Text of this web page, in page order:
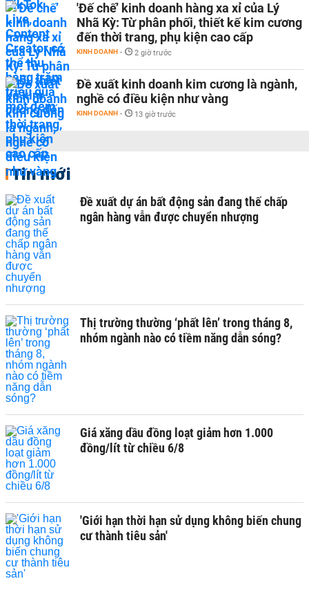
'Đế chế’ kinh doanh hàng xa xỉ của Lý
Nhã Kỳ: Từ phân phối, thiết kế kim cương
đến thời trang, phụ kiện cao cấp
KINH DOANH - 2 giờ trước
Đề xuất kinh doanh kim cương là ngành,
nghề có điều kiện như vàng
KINH DOANH - 13 giờ trước
Tin mới
Đề xuất dự án bất động sản đang thế chấp
ngân hàng vẫn được chuyển nhượng
Thị trường thường ‘phất lên’ trong tháng 8,
nhóm ngành nào có tiềm năng dẫn sóng?
Giá xăng dầu đồng loạt giảm hơn 1.000
đồng/lít từ chiều 6/8
'Giới hạn thời hạn sử dụng không biến chung
cư thành tiêu sản'